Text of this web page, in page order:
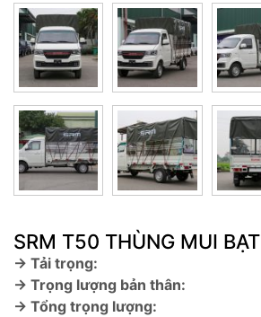
SRM T50 THÙNG MUI BẠT
→ Tải trọng:
→ Trọng lượng bản thân:
→ Tổng trọng lượng: